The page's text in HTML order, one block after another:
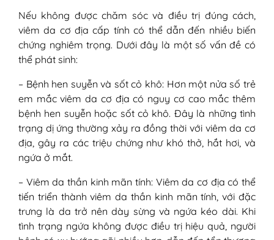
Nếu không được chăm sóc và điều trị đúng cách,
viêm da cơ địa cấp tính có thể dẫn đến nhiều biến
chứng nghiêm trọng. Dưới đây là một số vấn đề có
thể phát sinh:
– Bệnh hen suyễn và sốt cỏ khô: Hơn một nửa số trẻ
em mắc viêm da cơ địa có nguy cơ cao mắc thêm
bệnh hen suyễn hoặc sốt cỏ khô. Đây là những tình
trạng dị ứng thường xảy ra đồng thời với viêm da cơ
địa, gây ra các triệu chứng như khó thở, hắt hơi, và
ngứa ở mắt.
– Viêm da thần kinh mãn tính: Viêm da cơ địa có thể
tiến triển thành viêm da thần kinh mãn tính, với đặc
trưng là da trở nên dày sừng và ngứa kéo dài. Khi
tình trạng ngứa không được điều trị hiệu quả, người